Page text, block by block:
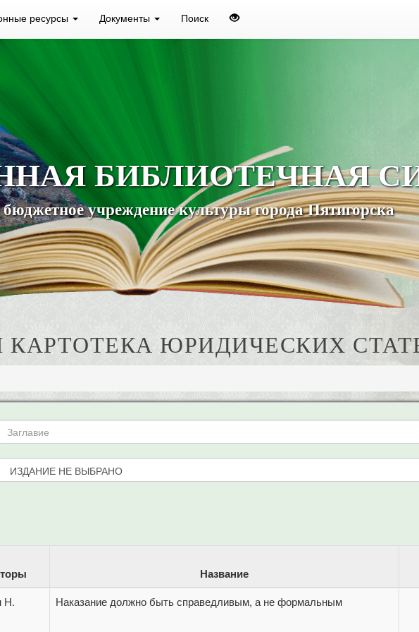
ресурсы Документы Поиск
БИБЛИОТЕЧНАЯ
учреждение культуры города Пятигорска
КАРТОТЕКА ЮРИДИЧЕСКИХ
Название
Н. Наказание должно быть справедливым, а не формальным